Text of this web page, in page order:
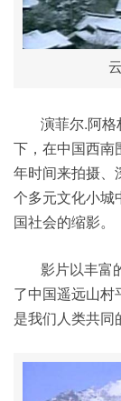
演菲尔.阿
下，在中国西南
年时间来拍摄、
个多元文化小城
国社会的缩影。
影片以丰富
了中国遥远山
是我们人类共同